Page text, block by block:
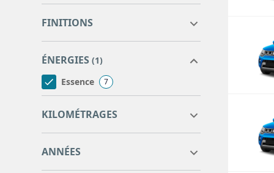
FINITIONS
avantage 1
pack 3
privilège 3
ÉNERGIES (1)
Essence
7
KILOMÉTRAGES
ANNÉES